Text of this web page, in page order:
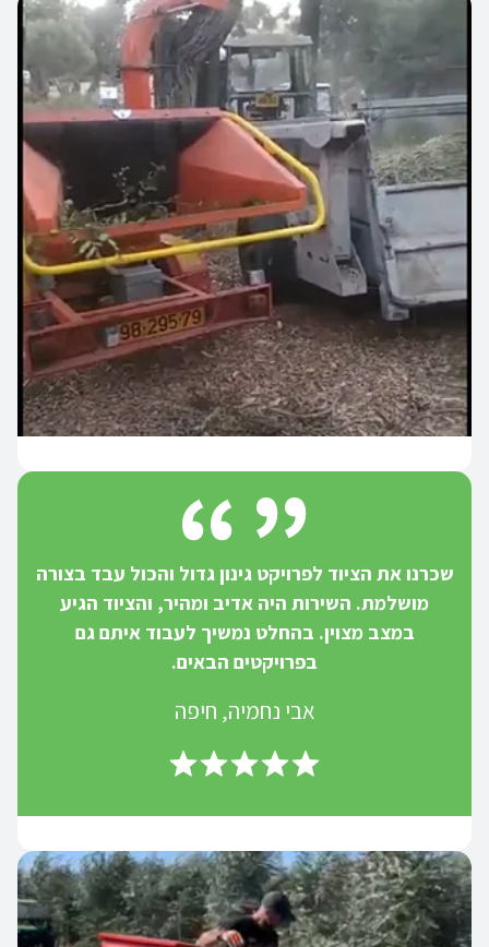
שכרנו את הציוד לפרויקט גינון גדול והכול עבד בצורה
מושלמת. השירות היה אדיב ומהיר, והציוד הגיע
במצב מצוין. בהחלט נמשיך לעבוד איתם גם
בפרויקטים הבאים.
אבי נחמיה, חיפה